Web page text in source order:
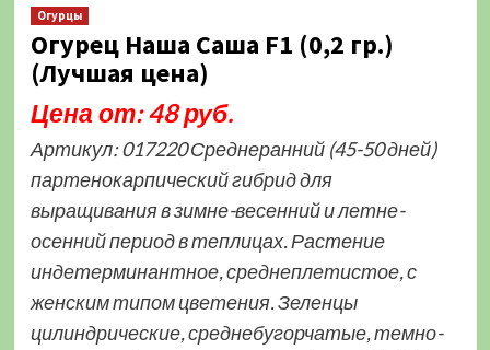
Огурцы
Огурец Наша Саша F1 (0,2 гр.)
(Лучшая цена)
Цена от: 48 руб.
Артикул: 017220 Среднеранний (45-50 дней)
партенокарпический гибрид для
выращивания в зимне-весенний и летне-
осенний период в теплицах. Растение
индетерминантное, среднеплетистое, с
женским типом цветения. Зеленцы
цилиндрические, среднебугорчатые, темно-